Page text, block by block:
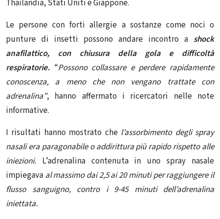
Thailandia, Stati Uniti e Giappone.
Le persone con forti allergie a sostanze come noci o
punture di insetti possono andare incontro a shock
anafilattico, con chiusura della gola e difficoltà
respiratorie. “Possono collassare e perdere rapidamente
conoscenza, a meno che non vengano trattate con
adrenalina”, hanno affermato i ricercatori nelle note
informative.
I risultati hanno mostrato che l’assorbimento degli spray
nasali era paragonabile o addirittura più rapido rispetto alle
iniezioni. L’adrenalina contenuta in uno spray nasale
impiegava al massimo dai 2,5 ai 20 minuti per raggiungere il
flusso sanguigno, contro i 9-45 minuti dell’adrenalina
iniettata.